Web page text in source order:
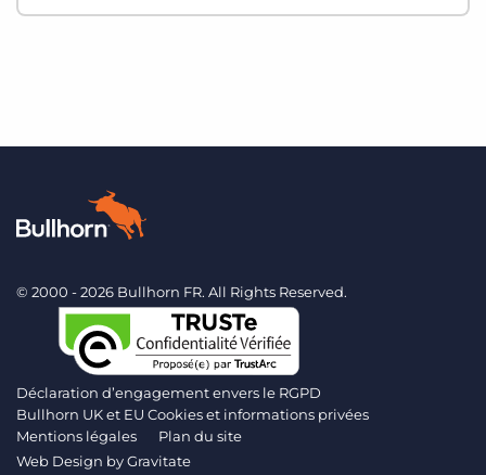
© 2000 - 2026 Bullhorn FR. All Rights Reserved.
Déclaration d’engagement envers le RGPD
Bullhorn UK et EU Cookies et informations privées
Mentions légales
Plan du site
Web Design byGravitate